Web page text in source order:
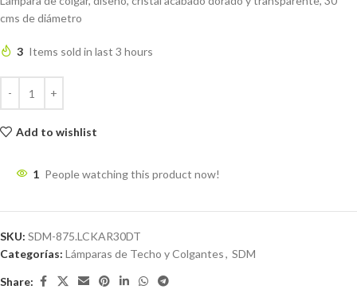
cms de diámetro
3 Items sold in last 3 hours
Add to wishlist
1 People watching this product now!
SKU: SDM-875.LCKAR30DT
Categorías: Lámparas de Techo y Colgantes, SDM
Share: